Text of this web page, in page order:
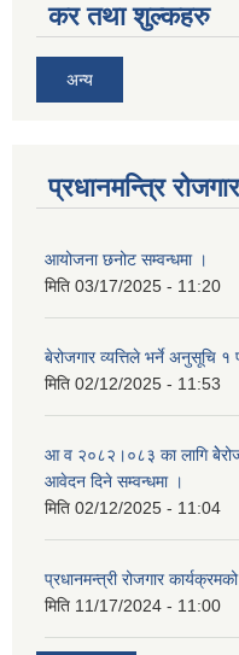
कर तथा शुल्कहरु
अन्य
प्रधानमन्त्रि
आयोजना छनोट सम्वन्धमा ।
मिति 03/17/2025 - 11:20
बेरोजगार व्यत्तिले भर्ने अनुसूचि १
मिति 02/12/2025 - 11:53
आ व २०८२।०८३ का लागि
आवेदन दिने सम्वन्धमा ।
मिति 02/12/2025 - 11:04
प्रधानमन्त्री रोजगार
मिति 11/17/2024 - 11:00